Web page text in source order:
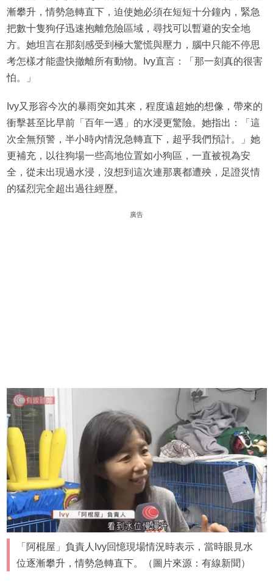
漸攀升，情勢急轉直下，迫使她必須在短短十分鐘內，緊急
把數十隻狗仔迅速抱離危險區域，尋找可以暫避的安全地
方。她坦言在那刻感受到極大驚慌與壓力，腦中只能不停思
考怎樣才能盡快撤離所有動物。Ivy直言：「那一刻真的很害
怕。」
Ivy又形容今次的暴雨突如其來，程度遠超她的想像，帶來的
衝擊甚至比早前「百年一遇」的水浸更驚險。她指出：「這
次全無預警，半小時內情況急轉直下，超乎我們預計。」她
更補充，以往狗場一些高地位置如小狗區，一直被視為安
全，從未出現過水浸，沒想到這次連那裏都遭殃，足證災情
的猛烈完全超出過往經歷。
廣告
「阿棍屋」負責人Ivy回憶現場情況時表示，當時眼見水
位逐漸攀升，情勢急轉直下。（圖片來源：有線新聞）